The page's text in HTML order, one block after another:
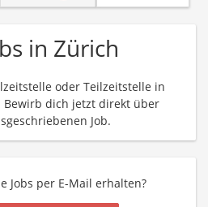
in Zürich
oder Teilzeitstelle in
dich jetzt direkt über
Job.
Jobs per E-Mail erhalten?